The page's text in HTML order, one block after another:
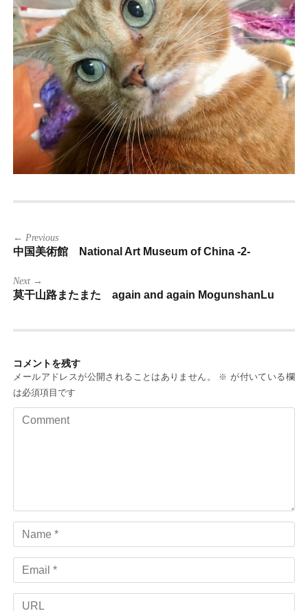
稿
ナ
ゲ
ー
シ
← Previous
中国美術館 National Art Museum of China -2-
Next →
莫干山路またまた again and again MogunshanLu
コメントを残す
メールアドレスが公開されることはありません。 ※ が付いている欄
は必須項目です